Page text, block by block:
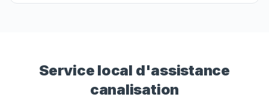
Service local d'assistance
canalisation